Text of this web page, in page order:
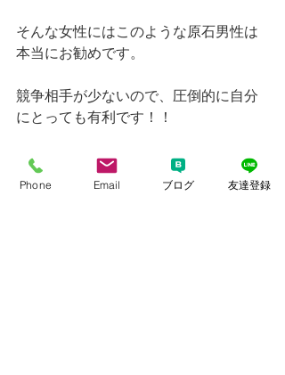
そんな女性にはこのような原石男性は
本当にお勧めです。
競争相手が少ないので、圧倒的に自分
にとっても有利です！！
Phone Email ブログ 友達登録